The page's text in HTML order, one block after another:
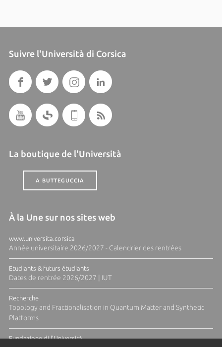
Suivre l'Università di Corsica
La boutique de l'Università
A BUTTEGUCCIA
À la Une sur nos sites web
www.universita.corsica
Année universitaire 2026/2027 - Calendrier des rentrées
Etudiants & futurs étudiants
Dates de rentrée 2026/2027 | IUT
Recherche
Topology and Fractionalisation in Quantum Matter and Synthetic
Platforms
Fundazione di l'Università